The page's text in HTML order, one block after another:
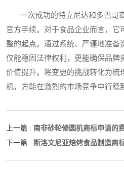
一次成功的特立尼达和多巴哥
官方手续。对于食品企业而言，它
整的起点。通过系统、严谨地准备
仅能稳固法律权利，更能确保品牌
价值提升。将变更的挑战转化为梳
机，方能在激烈的市场竞争中行稳
上一篇 : 南非砂轮修圆机商标申请的
下一篇 : 斯洛文尼亚焙烤食品制造商